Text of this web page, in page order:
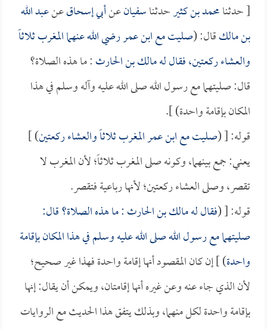
[ حدثنامحمد بن كثيرحدثناسفيانعنأبي إسحاقعنعبد الله
بن مالكقال: (صليت معابن عمررضي الله عنهما المغرب ثلاثاً
والعشاء ركعتين، فقال لهمالك بن الحارث: ما هذه الصلاة؟
قال: صليتهما مع رسول الله صلى الله عليه وآله وسلم في هذا
المكان بإقامة واحدة) ].
قوله: [ (صليت معابن عمرالمغرب ثلاثاً والعشاء ركعتين) ]
يعني: جمع بينهما، وكونه صلى المغرب ثلاثاً؛ لأن المغرب لا
تقصر، وصلى العشاء ركعتين؛ لأنها رباعية فتقصر.
قوله: [ (فقال لهمالك بن الحارث: ما هذه الصلاة؟ قال:
صليتهما مع رسول الله صلى الله عليه وسلم في هذا المكان بإقامة
واحدة) ] إن كان المقصود أنها إقامة واحدة فهذا غير صحيح؛
لأن الذي جاء عنه وعن غيره أنها إقامتان، ويمكن أن يقال: إنها
بإقامة واحدة لكل منهما، وبذلك يتفق هذا الحديث مع الروايات